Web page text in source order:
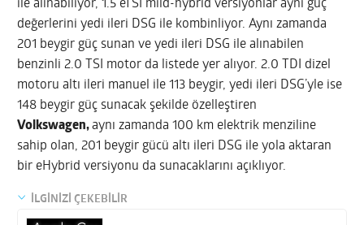
ile alınabiliyor, 1.5 eTSI mild-hybrid versiyonlar aynı güç
değerlerini yedi ileri DSG ile kombinliyor. Aynı zamanda
201 beygir güç sunan ve yedi ileri DSG ile alınabilen
benzinli 2.0 TSI motor da listede yer alıyor. 2.0 TDI dizel
motoru altı ileri manuel ile 113 beygir, yedi ileri DSG’yle ise
148 beygir güç sunacak şekilde özelleştiren
Volkswagen,aynı zamanda 100 km elektrik menziline
sahip olan, 201 beygir gücü altı ileri DSG ile yola aktaran
bir eHybrid versiyonu da sunacaklarını açıklıyor.
İLGİNİZİ ÇEKEBİLİR